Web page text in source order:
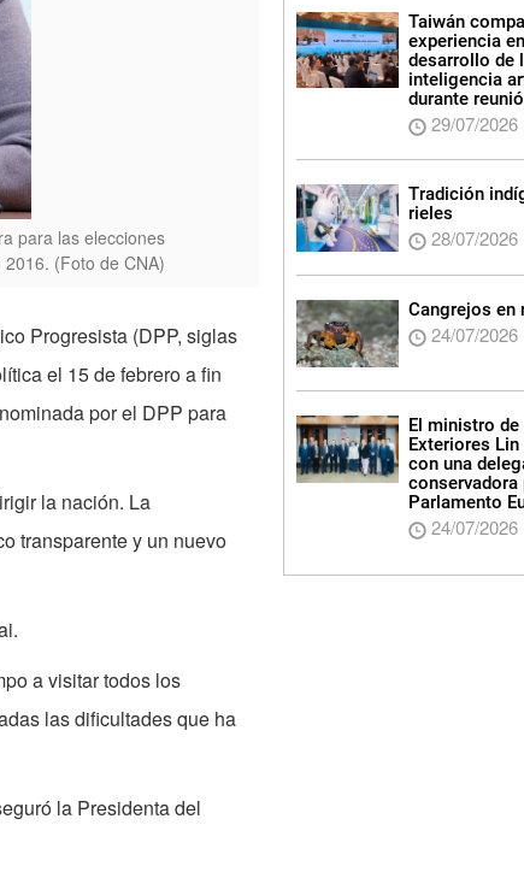
para las elecciones
(Foto de CNA)
Progresista (DPP, siglas
el 15 de febrero a fin
por el DPP para
la nación. La
transparente y un nuevo
a visitar todos los
las dificultades que ha
la Presidenta del
Taiwán
experiencia
desarrollo de
inteligencia
durante
29/07/2026
Tradición
rieles
28/07/2026
Cangrejos en
24/07/2026
El ministro de
Exteriores Lin
con una
conservadora
Parlamento
24/07/2026